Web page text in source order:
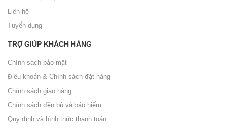
Liên hệ
Tuyển dụng
TRỢ GIÚP KHÁCH HÀNG
Chính sách bảo mật
Điều khoản & Chính sách đặt hàng
Chính sách giao hàng
Chính sách đền bù và bảo hiểm
Quy định và hình thức thanh toán